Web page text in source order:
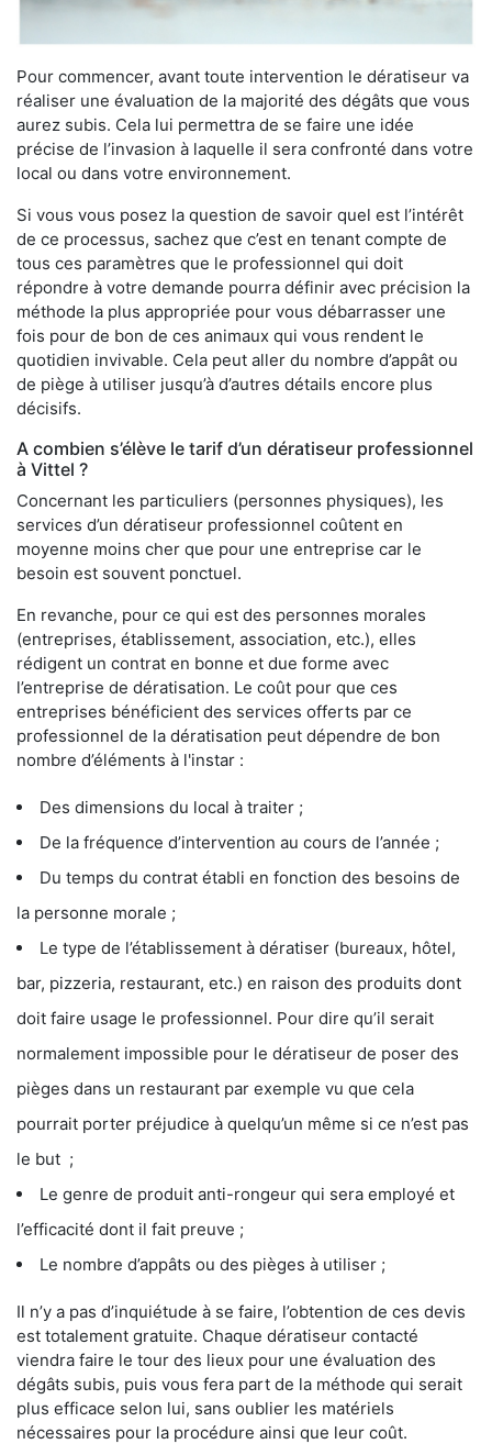
Pour commencer, avant toute intervention le dératiseur va
réaliser une évaluation de la majorité des dégâts que vous
aurez subis. Cela lui permettra de se faire une idée
précise de l’invasion à laquelle il sera confronté dans votre
local ou dans votre environnement.
Si vous vous posez la question de savoir quel est l’intérêt
de ce processus, sachez que c’est en tenant compte de
tous ces paramètres que le professionnel qui doit
répondre à votre demande pourra définir avec précision la
méthode la plus appropriée pour vous débarrasser une
fois pour de bon de ces animaux qui vous rendent le
quotidien invivable. Cela peut aller du nombre d’appât ou
de piège à utiliser jusqu’à d’autres détails encore plus
décisifs.
A combien s’élève le tarif d’un dératiseur professionnel
à Vittel ?
Concernant les particuliers (personnes physiques), les
services d’un dératiseur professionnel coûtent en
moyenne moins cher que pour une entreprise car le
besoin est souvent ponctuel.
En revanche, pour ce qui est des personnes morales
(entreprises, établissement, association, etc.), elles
rédigent un contrat en bonne et due forme avec
l’entreprise de dératisation. Le coût pour que ces
entreprises bénéficient des services offerts par ce
professionnel de la dératisation peut dépendre de bon
nombre d’éléments à l'instar :
Des dimensions du local à traiter ;
De la fréquence d’intervention au cours de l’année ;
Du temps du contrat établi en fonction des besoins de
la personne morale ;
Le type de l’établissement à dératiser (bureaux, hôtel,
bar, pizzeria, restaurant, etc.) en raison des produits dont
doit faire usage le professionnel. Pour dire qu’il serait
normalement impossible pour le dératiseur de poser des
pièges dans un restaurant par exemple vu que cela
pourrait porter préjudice à quelqu’un même si ce n’est pas
le but ;
Le genre de produit anti-rongeur qui sera employé et
l’efficacité dont il fait preuve ;
Le nombre d’appâts ou des pièges à utiliser ;
Il n’y a pas d’inquiétude à se faire, l’obtention de ces devis
est totalement gratuite. Chaque dératiseur contacté
viendra faire le tour des lieux pour une évaluation des
dégâts subis, puis vous fera part de la méthode qui serait
plus efficace selon lui, sans oublier les matériels
nécessaires pour la procédure ainsi que leur coût.